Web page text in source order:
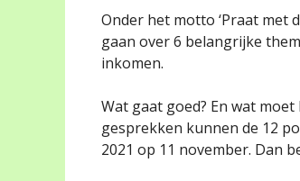
Onder het motto ‘Praat met
gaan over 6 belangrijke
inkomen.
Wat gaat goed? En wat
gesprekken kunnen de 12
2021 op 11 november. Dan